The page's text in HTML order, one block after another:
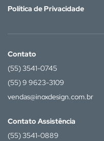
Política de Privacidade
Contato
(55) 3541-0745
(55) 9 9623-3109
vendas@inoxdesign.com.br
Contato Assistência
(55) 3541-0889